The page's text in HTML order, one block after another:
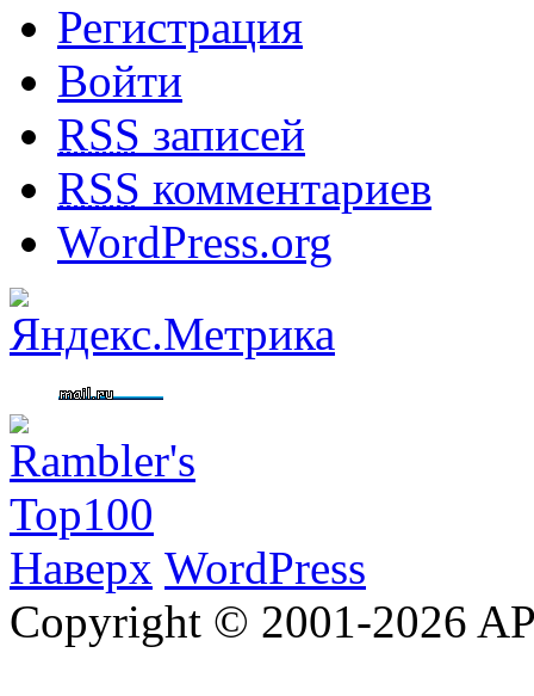
Регистрация
Войти
RSS записей
RSS комментариев
WordPress.org
Наверх WordPress
Copyright © 2001-2026